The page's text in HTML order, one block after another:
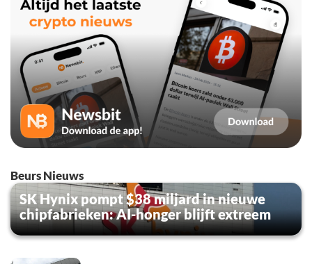
Beurs Nieuws
SK Hynix pompt $38 miljard in nieuwe
chipfabrieken: AI-honger blijft extreem